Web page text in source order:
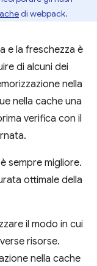
di webpack.
e la freschezza è
di alcuni dei
nella
nella cache una
verifica con il
sempre migliore.
ottimale della
il modo in cui
risorse.
nella cache